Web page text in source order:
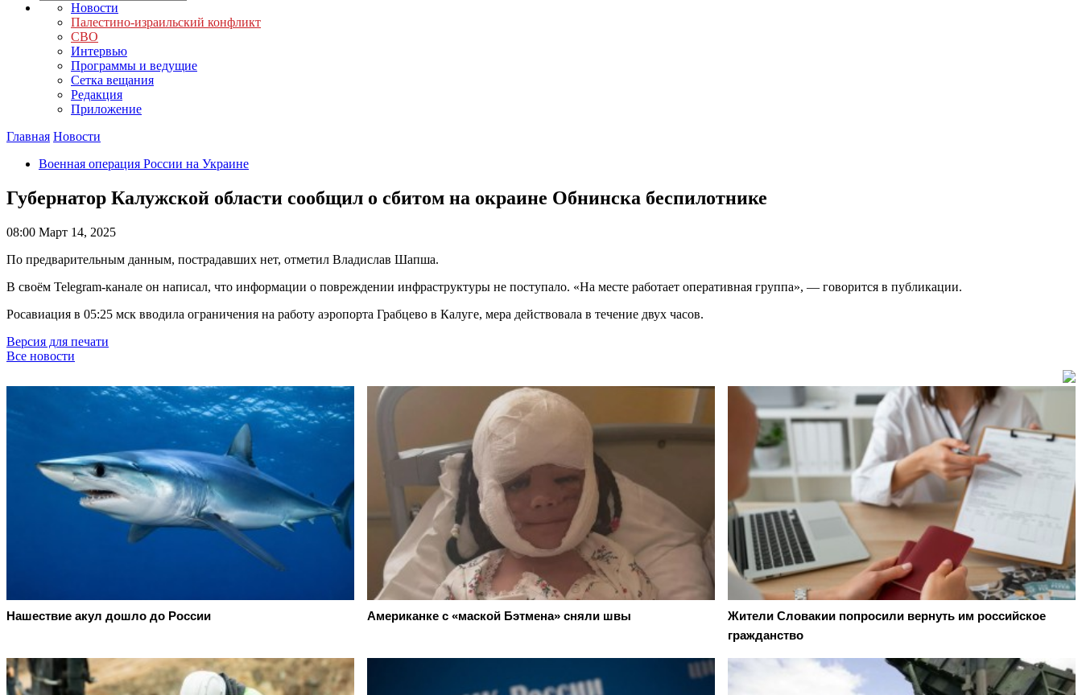
Новости
Палестино-израильский конфликт
СВО
Интервью
Программы и ведущие
Сетка вещания
Редакция
Приложение
Главная Новости
Военная операция России на Украине
Губернатор Калужской области сообщил о сбитом на окраине Обнинска беспилотнике
08:00 Март 14, 2025
По предварительным данным, пострадавших нет, отметил Владислав Шапша.
В своём Telegram-канале он написал, что информации о повреждении инфраструктуры не поступало. «На месте работает оперативная группа», — говорится в публикации.
Росавиация в 05:25 мск вводила ограничения на работу аэропорта Грабцево в Калуге, мера действовала в течение двух часов.
Версия для печати
Все новости
Нашествие акул дошло до России Американке с «маской Бэтмена» сняли швы
Жители Словакии попросили вернуть им российское
гражданство